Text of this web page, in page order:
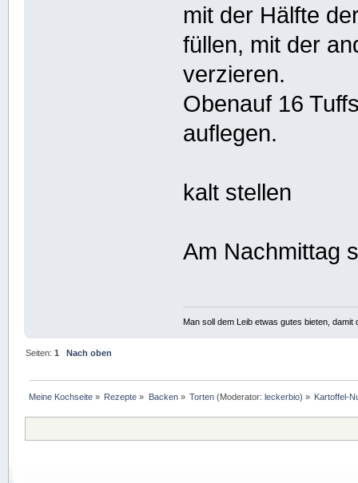
mit der Hälfte
füllen, mit der
verzieren.
Obenauf 16
auflegen.
kalt stellen
Am Nachmittag
Man soll dem Leib etwas gutes bieten,
Seiten:1 Nach oben
Meine Kochseite » Rezepte » Backen» Torten (Moderator:leckerbio) » Kartoffel-